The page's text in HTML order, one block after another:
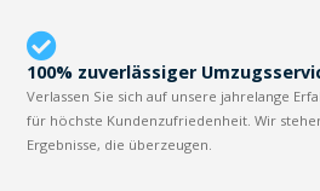
100% zuverlässiger
Verlassen Sie sich auf unsere jahrelange
für höchste Kundenzufriedenheit. Wir
Ergebnisse, die überzeugen.